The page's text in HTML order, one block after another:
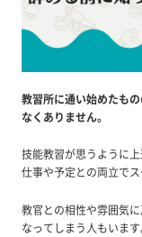
教習所に通い始めたも
なくありません。
技能教習が思うように
仕事や予定との両立で
教官との相性や雰囲気
なってしまう人もいます